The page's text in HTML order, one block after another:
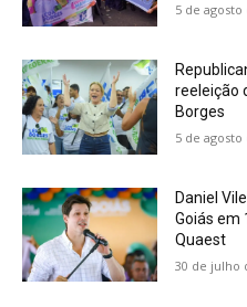
5 de agosto
reeleição
Borges
5 de agosto
Daniel
Goiás em
Quaest
30 de julho